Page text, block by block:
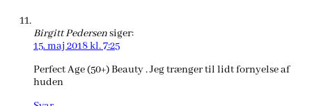
Birgitt Pedersensiger:
15. maj 2018 kl. 7:25
Perfect Age (50+) Beauty . Jeg trænger til lidt fornyelse af
huden